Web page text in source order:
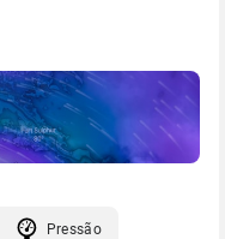
Pressão